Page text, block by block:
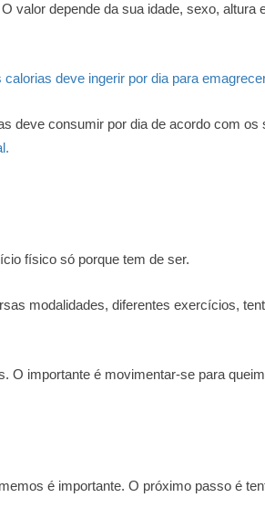
O valor depende da sua idade, sexo, altura
deve ingerir por dia para
deve consumir por dia de acordo com os
físico só porque tem de ser.
modalidades, diferentes exercícios,
O importante é movimentar-se para
é importante. O próximo passo é